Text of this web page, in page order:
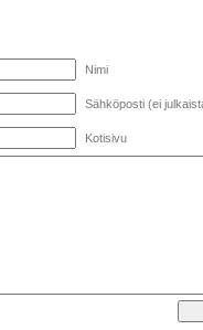
Nimi
Sähköposti (ei
Kotisivu